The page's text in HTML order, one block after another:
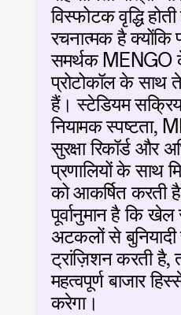
विस्फोटक वृद्धि
रचनात्मक है
समर्थक MENGO के
प्रोटोकॉल के साथ
हैं। स्टेडियम
नियामक स्पष्टता,
सुरक्षा रिकॉर्ड और
प्रणालियों के साथ
को आकर्षित करती
पूर्वानुमान है कि
अटकलों से बुनियादी
ट्रांज़िशन करती है,
महत्वपूर्ण बाजार
करेगा।